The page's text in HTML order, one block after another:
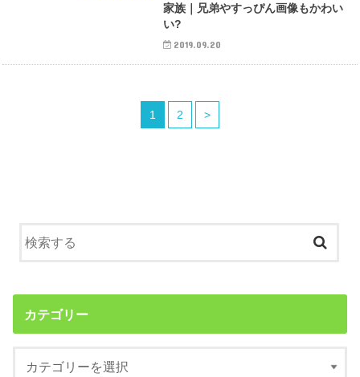
家族｜兄弟やすっぴん画像もかわい
い?
2019.09.20
1 2 >
カテゴリー